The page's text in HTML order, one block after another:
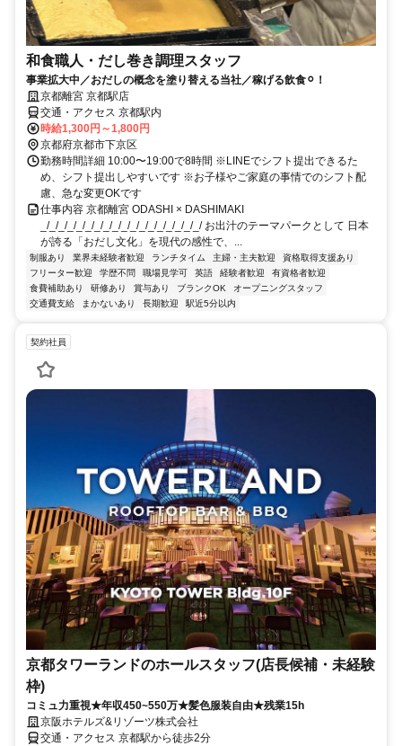
和食職人・だし巻き調理スタッフ
事業拡大中／おだしの概念を塗り替える当社／稼げる飲食⚪︎！
京都離宮 京都駅店
交通・アクセス 京都駅内
時給1,300円～1,800円
京都府京都市下京区
勤務時間詳細 10:00〜19:00で8時間 ※LINEでシフト提出できるた
め、シフト提出しやすいです ※お子様やご家庭の事情でのシフト配
慮、急な変更OKです
仕事内容 京都離宮 ODASHI × DASHIMAKI
_/_/_/_/_/_/_/_/_/_/_/_/_/_/_/_/_/_/ お出汁のテーマパークとして 日本
が誇る「おだし文化」を現代の感性で、...
制服あり 業界未経験者歓迎 ランチタイム 主婦・主夫歓迎
資格取得支援あり
フリーター歓迎
学歴不問 職場見学可 英語 経験者歓迎
有資格者歓迎
食費補助あり
研修あり 賞与あり ブランクOK
オープニングスタッフ
交通費支給
まかないあり 長期歓迎 駅近5分以内
契約社員
京都タワーランドのホールスタッフ(店長候補・未経験
枠)
コミュ力重視★年収450~550万★髪色服装自由★残業15h
京阪ホテルズ&リゾーツ株式会社
交通・アクセス 京都駅から徒歩2分